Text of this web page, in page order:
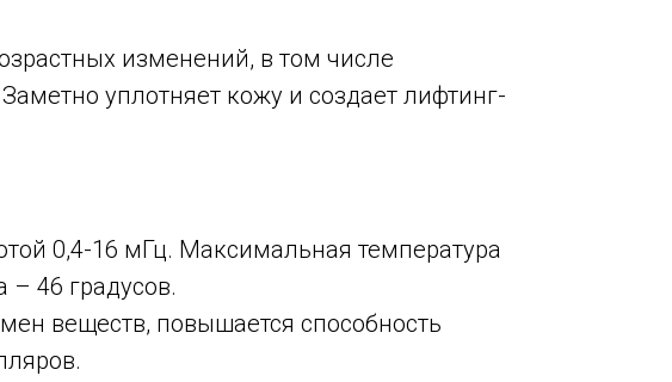
изменений, в том числе
уплотняет кожу и создает лифтинг-
0,4-16 мГц. Максимальная температура
– 46 градусов.
веществ, повышается способность